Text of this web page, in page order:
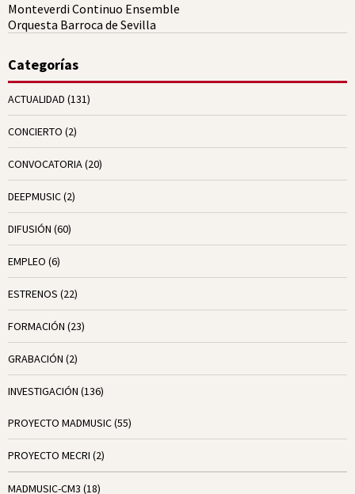
Monteverdi Continuo Ensemble
Orquesta Barroca de Sevilla
Categorías
ACTUALIDAD (131)
CONCIERTO (2)
CONVOCATORIA(20)
DEEPMUSIC(2)
DIFUSIÓN (60)
EMPLEO (6)
ESTRENOS (22)
FORMACIÓN (23)
GRABACIÓN (2)
INVESTIGACIÓN (136)
PROYECTO MADMUSIC(55)
PROYECTO MECRI (2)
MADMUSIC-CM3 (18)